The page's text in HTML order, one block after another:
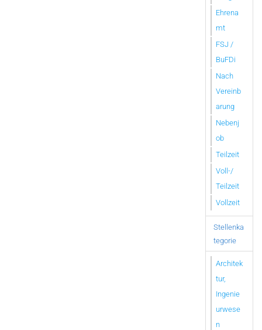
Ehrena
mt
FSJ /
BuFDi
Nach
Vereinb
arung
Nebenj
ob
Teilzeit
Voll-/
Teilzeit
Vollzeit
Stellenka
tegorie
Architek
tur,
Ingenie
urwese
n